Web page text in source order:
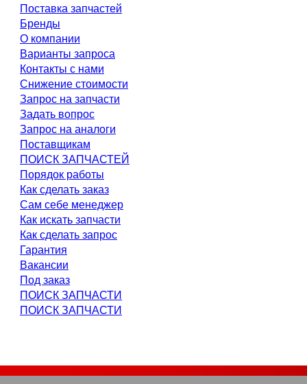
Поставка запчастей
Бренды
О компании
Варианты запроса
Контакты с нами
Снижение стоимости
Запрос на запчасти
Задать вопрос
Запрос на аналоги
Поставщикам
ПОИСК ЗАПЧАСТЕЙ
Порядок работы
Как сделать заказ
Сам себе менеджер
Как искать запчасти
Как сделать запрос
Гарантия
Вакансии
Под заказ
ПОИСК ЗАПЧАСТИ
ПОИСК ЗАПЧАСТИ